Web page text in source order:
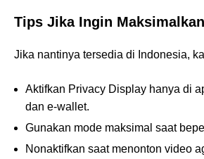
Tips Jika Ingin
Jika nantinya tersedia di Indonesia,
Aktifkan Privacy Display hanya di
dan e-wallet.
Gunakan mode maksimal saat
Nonaktifkan saat menonton video